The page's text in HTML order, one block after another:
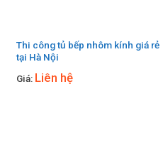
Thi công tủ bếp nhôm kính giá rẻ
tại Hà Nội
Giá: Liên hệ